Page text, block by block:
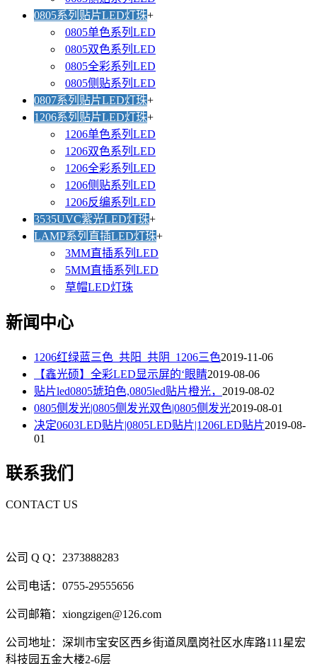
0805系列贴片LED灯珠+
0805单色系列LED
0805双色系列LED
0805全彩系列LED
0805侧贴系列LED
0807系列贴片LED灯珠+
1206系列贴片LED灯珠+
1206单色系列LED
1206双色系列LED
1206全彩系列LED
1206侧贴系列LED
1206反编系列LED
3535UVC紫光LED灯珠+
LAMP系列直插LED灯珠+
3MM直插系列LED
5MM直插系列LED
草帽LED灯珠
新闻中心
1206红绿蓝三色_共阳_共阴_1206三色2019-11-06
【鑫光硕】全彩LED显示屏的‘眼睛2019-08-06
贴片led0805琥珀色,0805led贴片橙光， 2019-08-02
0805侧发光|0805侧发光双色|0805侧发光2019-08-01
决定0603LED贴片|0805LED贴片|1206LED贴片2019-08-
01
联系我们
CONTACT US
公司 Q Q：2373888283
公司电话：0755-29555656
公司邮箱：xiongzigen@126.com
公司地址：深圳市宝安区西乡街道凤凰岗社区水库路111星宏
科技园五金大楼2-6层